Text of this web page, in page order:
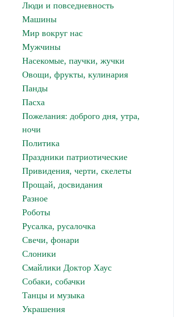
Люди и повседневность
Машины
Мир вокруг нас
Мужчины
Насекомые, паучки, жучки
Овощи, фрукты, кулинария
Панды
Пасха
Пожелания: доброго дня, утра,
ночи
Политика
Праздники патриотические
Привидения, черти, скелеты
Прощай, досвидания
Разное
Роботы
Русалка, русалочка
Свечи, фонари
Слоники
Смайлики Доктор Хаус
Собаки, собачки
Танцы и музыка
Украшения